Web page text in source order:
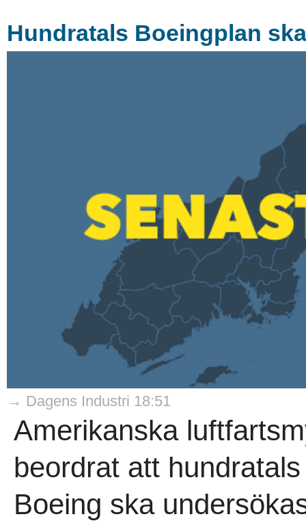
Hundratals Boeingplan
→ Dagens Industri 18:51
Amerikanska
beordrat att
Boeing ska